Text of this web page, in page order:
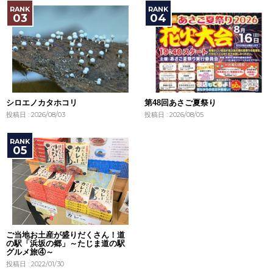
シロエノカタホコリ
投稿日 : 2026/08/03
第48回あさご夏祭り
投稿日 : 2026/08/05
ご当地お土産が盛りだくさん！道
の駅「浜坂の郷」～たじま道の駅
グルメ旅④～
投稿日 : 2022/01/30